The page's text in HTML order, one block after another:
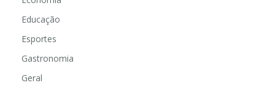
Educação
Esportes
Gastronomia
Geral